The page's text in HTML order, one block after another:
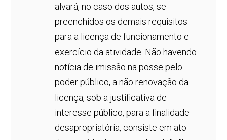
alvará, no caso dos autos, se
preenchidos os demais requisitos
para a licença de funcionamento e
exercício da atividade. Não havendo
notícia de imissão na posse pelo
poder público, a não renovação da
licença, sob a justificativa de
interesse público, para a finalidade
desapropriatória, consiste em ato